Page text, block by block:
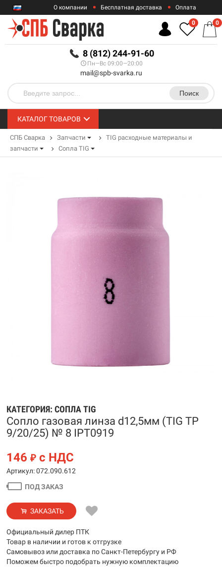
RUB
О компании Бесплатная доставка Оплата
Гарантии
8 (812) 244-91-60
Пн—Вс 09:00—20:00
mail@spb-svarka.ru
Поиск
0 0
КАТАЛОГ ТОВАРОВ
СПБ Сварка Запчасти
TIG расходные материалы и
запчасти
Сопла TIG
КАТЕГОРИЯ: СОПЛА TIG
Сопло газовая линза d12,5мм (TIG TP
9/20/25) № 8 IPT0919
146 ₽ с НДС
Артикул: 072.090.612
ПОД ЗАКАЗ
ЗАКАЗАТЬ
Официальный дилер ПТК
Товар в наличии и готов к отгрузке
Самовывоз или доставка по Санкт-Петербургу и РФ
Поможем быстро подобрать нужную комплектацию